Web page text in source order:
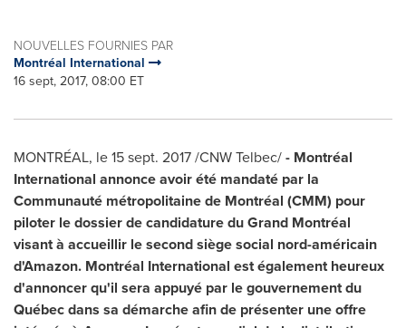
NOUVELLES FOURNIES PAR
Montréal International
16 sept, 2017, 08:00 ET
MONTRÉAL, le15 sept. 2017/CNW Telbec/- Montréal
International annonce avoir été mandaté par la
Communauté métropolitaine de Montréal (CMM) pour
piloter le dossier de candidature du Grand Montréal
visant à accueillir le second siège social nord-américain
d'Amazon. Montréal International est également heureux
d'annoncer qu'il sera appuyé par le gouvernement du
Québec dans sa démarche afin de présenter une offre